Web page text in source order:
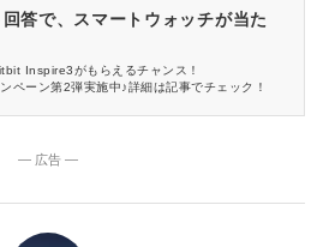
答で、スマートウォッチが当た
Inspire3がもらえるチャンス！
ペーン第2弾実施中♪詳細は記事でチェック！
― 広告 ―